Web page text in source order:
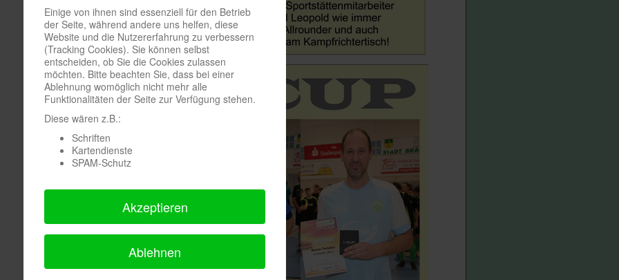
Einige von ihnen sind essenziell für den Betrieb
der Seite, während andere uns helfen, diese
Website und die Nutzererfahrung zu verbessern
(Tracking Cookies). Sie können selbst
entscheiden, ob Sie die Cookies zulassen
möchten. Bitte beachten Sie, dass bei einer
Ablehnung womöglich nicht mehr alle
Funktionalitäten der Seite zur Verfügung stehen.
Diese wären z.B.:
Schriften
Kartendienste
SPAM-Schutz
Akzeptieren
Ablehnen